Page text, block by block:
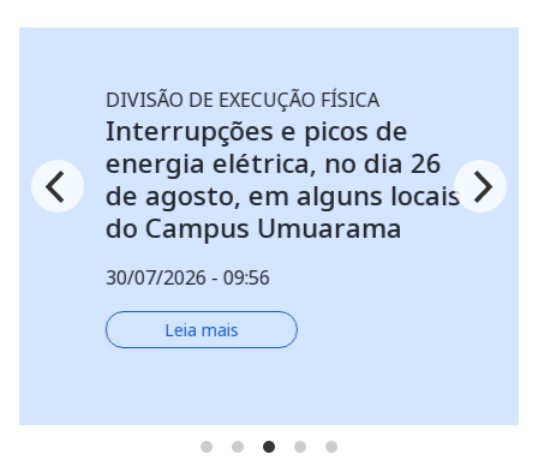
DIVISÃO DE EXECUÇÃO FÍSICA
Interrupções e picos de
energia elétrica, no dia 26
de agosto, em alguns locais
do Campus Umuarama
30/07/2026 - 09:56
Leia mais